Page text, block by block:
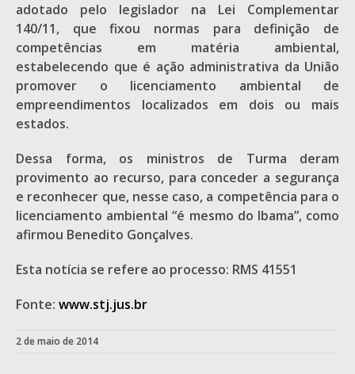
adotado pelo legislador na Lei Complementar
140/11, que fixou normas para definição de
competências em matéria ambiental,
estabelecendo que é ação administrativa da União
promover o licenciamento ambiental de
empreendimentos localizados em dois ou mais
estados.
Dessa forma, os ministros de Turma deram
provimento ao recurso, para conceder a segurança
e reconhecer que, nesse caso, a competência para o
licenciamento ambiental “é mesmo do Ibama”, como
afirmou Benedito Gonçalves.
Esta notícia se refere ao processo: RMS 41551
Fonte: www.stj.jus.br
2 de maio de 2014